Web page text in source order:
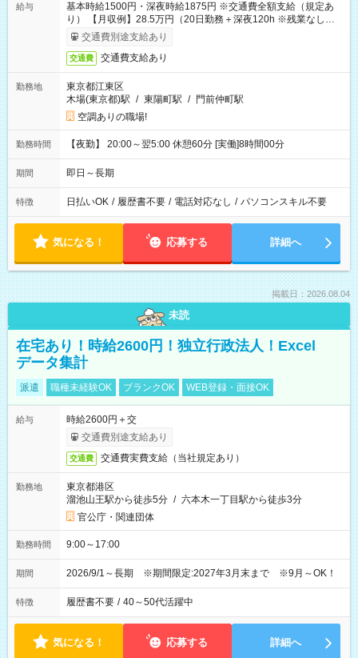
給与
基本時給1500円・深夜時給1875円 ※交通費全額支給（規定あ
り） 【月収例】28.5万円（20日勤務＋深夜120h ※残業なしの場
合）交通費別途支給あり
交通費 交通費支給あり
勤務地
東京都江東区
木場(東京都)駅 / 東陽町駅 / 門前仲町駅
空調ありの職場!
勤務時間 【夜勤】 20:00～翌5:00 休憩60分 [実働]8時間00分
期間 即日～長期
特徴 日払いOK / 履歴書不要 / 電話対応なし / パソコンスキル不要
気になる！ 応募する 詳細へ
掲載日：2026.08.04
未読
在宅あり！時給2600円！独立行政法人！Excel
データ集計
派遣 職種未経験OK ブランクOK WEB登録・面接OK
給与
時給2600円＋交
交通費別途支給あり
交通費 交通費実費支給（当社規定あり）
勤務地
東京都港区
溜池山王駅から徒歩5分 / 六本木一丁目駅から徒歩3分
官公庁・関連団体
勤務時間 9:00～17:00
期間 2026/9/1～長期 ※期間限定:2027年3月末まで ※9月～OK！
特徴 履歴書不要 / 40～50代活躍中
気になる！ 応募する 詳細へ